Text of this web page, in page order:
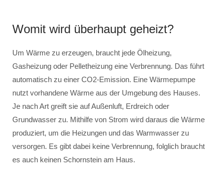
Womit wird überhaupt geheizt?
Um Wärme zu erzeugen, braucht jede Ölheizung,
Gasheizung oder Pelletheizung eine Verbrennung. Das führt
automatisch zu einer CO2-Emission. Eine Wärmepumpe
nutzt vorhandene Wärme aus der Umgebung des Hauses.
Je nach Art greift sie auf Außenluft, Erdreich oder
Grundwasser zu. Mithilfe von Strom wird daraus die Wärme
produziert, um die Heizungen und das Warmwasser zu
versorgen. Es gibt dabei keine Verbrennung, folglich braucht
es auch keinen Schornstein am Haus.